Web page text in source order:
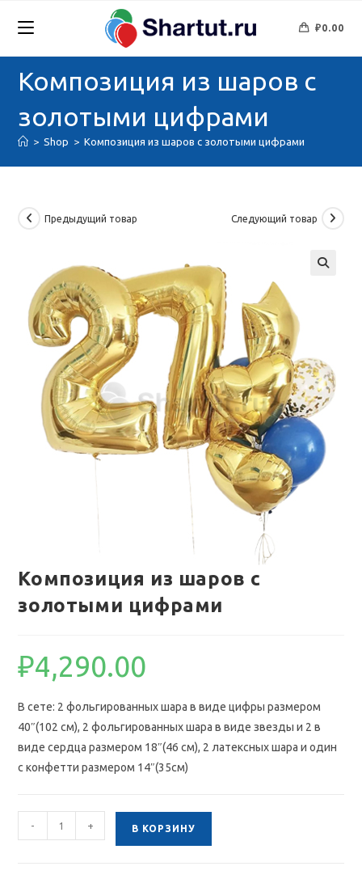
₽0.00
Композиция из шаров с
золотыми цифрами
> Shop > Композиция из шаров с золотыми цифрами
Предыдущий товар Следующий товар
Композиция из шаров с
золотыми цифрами
₽4,290.00
В сете: 2 фольгированных шара в виде цифры размером
40″(102 см), 2 фольгированных шара в виде звезды и 2 в
виде сердца размером 18″(46 см), 2 латексных шара и один
с конфетти размером 14″(35см)
Количество
товара
- + В КОРЗИНУ